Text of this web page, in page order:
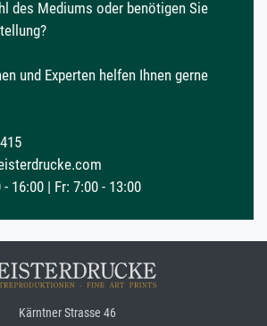
des Mediums oder benötigen Sie
und Experten helfen Ihnen gerne
16:00 | Fr: 7:00 - 13:00
Kärntner Strasse 46